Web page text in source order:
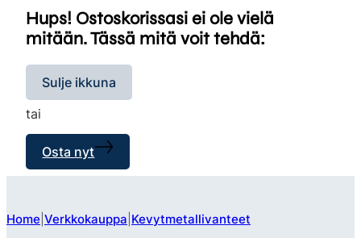
Hups! Ostoskorissasi ei ole vielä
mitään. Tässä mitä voit tehdä:
Sulje ikkuna
tai
Osta nyt
Home Verkkokauppa Kevytmetallivanteet